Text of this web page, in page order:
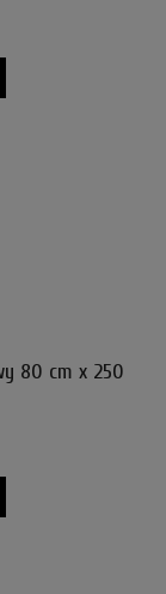
80 cm x 250